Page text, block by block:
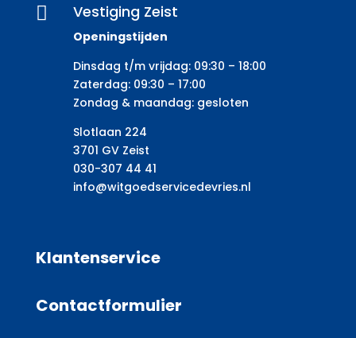
 Vestiging Zeist
Openingstijden
Dinsdag t/m vrijdag: 09:30 – 18:00
Zaterdag: 09:30 – 17:00
Zondag & maandag: gesloten
Slotlaan 224
3701 GV Zeist
030-307 44 41
info@witgoedservicedevries.nl
Klantenservice
Contactformulier